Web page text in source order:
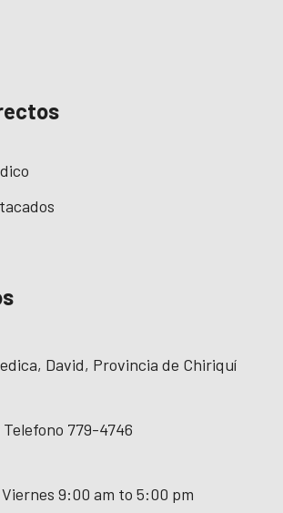
David, Provincia de Chiriquí
779-4746
9:00 am to 5:00 pm